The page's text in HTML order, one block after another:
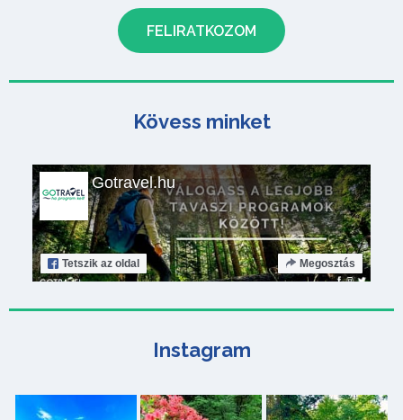
Kövess minket
Gotravel.hu
Tetszik az oldal Megosztás
Instagram